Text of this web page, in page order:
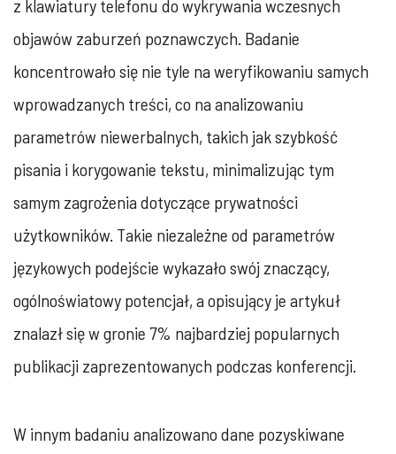
z klawiatury telefonu do wykrywania wczesnych
objawów zaburzeń poznawczych. Badanie
koncentrowało się nie tyle na weryfikowaniu samych
wprowadzanych treści, co na analizowaniu
parametrów niewerbalnych, takich jak szybkość
pisania i korygowanie tekstu, minimalizując tym
samym zagrożenia dotyczące prywatności
użytkowników. Takie niezależne od parametrów
językowych podejście wykazało swój znaczący,
ogólnoświatowy potencjał, a opisujący je artykuł
znalazł się w gronie 7% najbardziej popularnych
publikacji zaprezentowanych podczas konferencji.
W innym badaniu analizowano dane pozyskiwane